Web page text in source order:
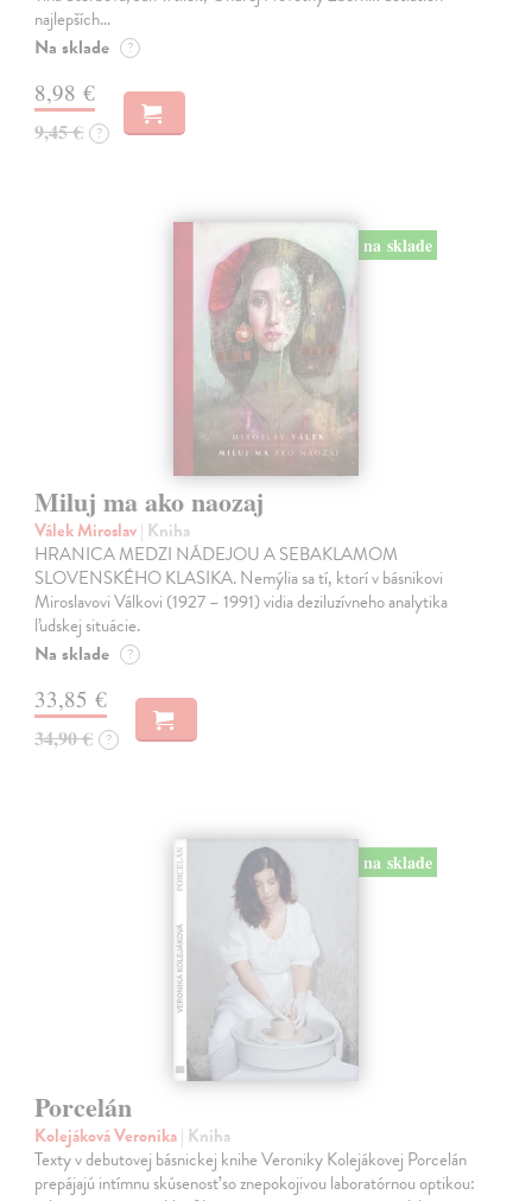
najlepších…
Na sklade ?
8,98 €
9,45 € ?
na sklade
Miluj ma ako naozaj
Válek Miroslav| Kniha
HRANICA MEDZI NÁDEJOU A SEBAKLAMOM
SLOVENSKÉHO KLASIKA. Nemýlia sa tí, ktorí v básnikovi
Miroslavovi Válkovi (1927 – 1991) vidia deziluzívneho analytika
ľudskej situácie.
Na sklade ?
33,85 €
34,90 € ?
na sklade
Porcelán
Kolejáková Veronika| Kniha
Texty v debutovej básnickej knihe Veroniky Kolejákovej Porcelán
prepájajú intímnu skúsenosť so znepokojivou laboratórnou optikou: